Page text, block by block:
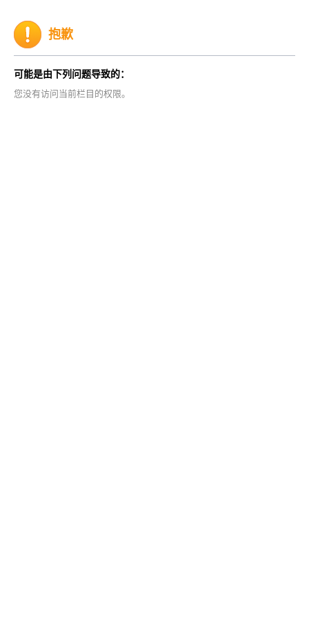
抱歉
可能是由下列问题导致的：
您没有访问当前栏目的权限。